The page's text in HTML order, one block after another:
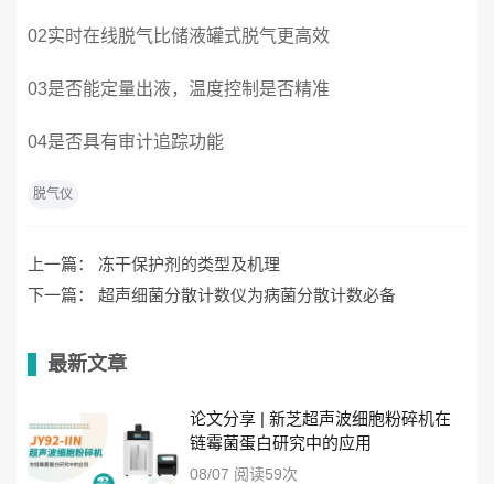
02实时在线脱气比储液罐式脱气更高效
03是否能定量出液，温度控制是否精准
04是否具有审计追踪功能
脱气仪
上一篇： 冻干保护剂的类型及机理
下一篇： 超声细菌分散计数仪为病菌分散计数必备
最新文章
论文分享 | 新芝超声波细胞粉碎机在
链霉菌蛋白研究中的应用
08/07 阅读59次